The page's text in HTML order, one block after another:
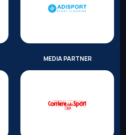
MEDIA PARTNER